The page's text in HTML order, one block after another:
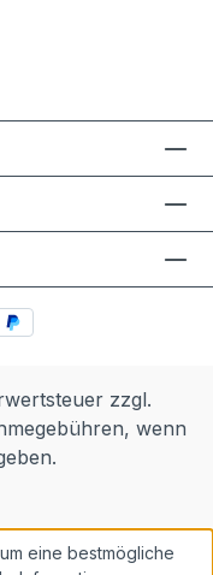
zzgl.
wenn
eine bestmögliche